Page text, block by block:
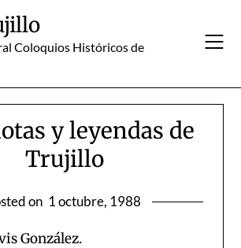
Coloquios Históricos de
y leyendas de
Trujillo
on 1 octubre, 1988
González.